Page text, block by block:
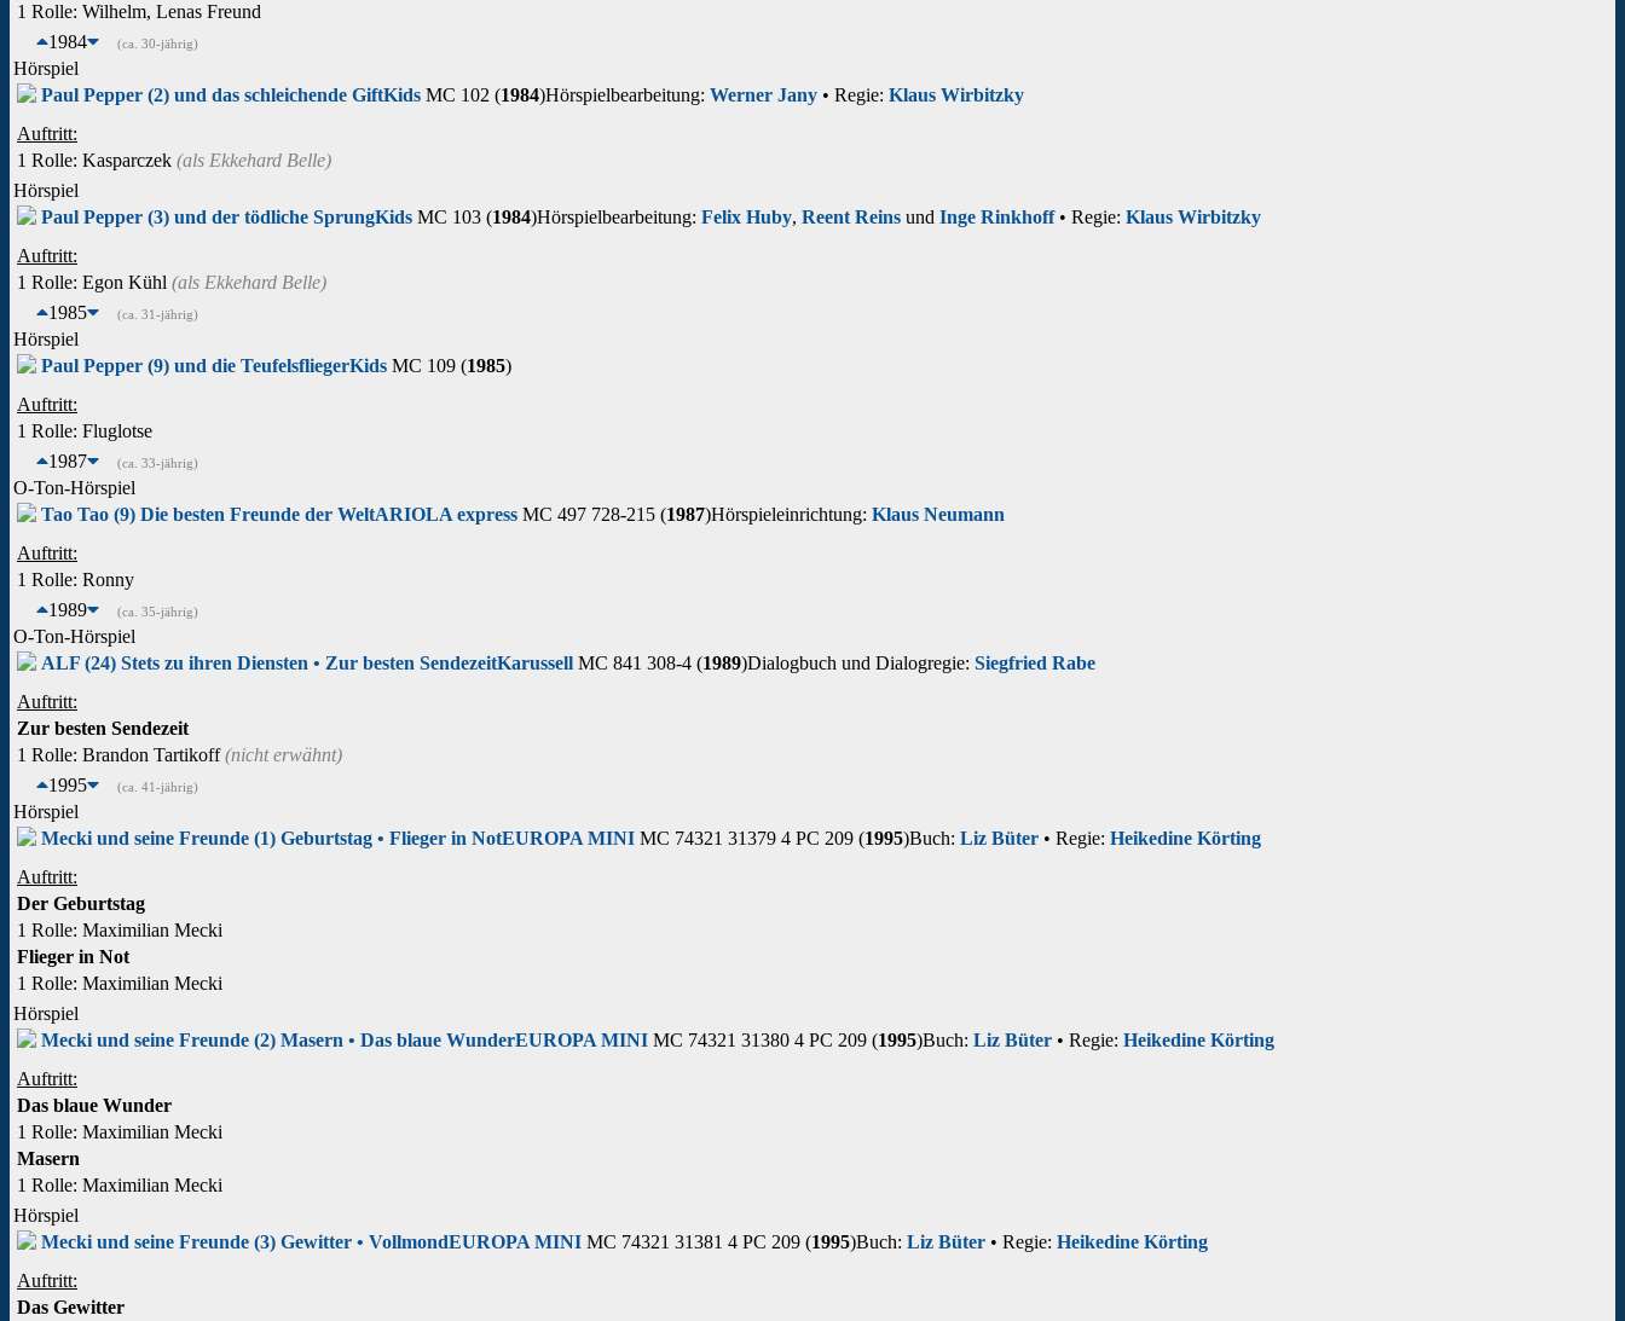
1 Rolle: Wilhelm, Lenas Freund
1984
(ca. 30-jährig)
Hörspiel
Paul Pepper (2) und das schleichende GiftKids MC 102 (1984)Hörspielbearbeitung: Werner Jany • Regie: Klaus Wirbitzky
Auftritt:
1 Rolle: Kasparczek (als Ekkehard Belle)
Hörspiel
Paul Pepper (3) und der tödliche SprungKids MC 103 (1984)Hörspielbearbeitung: Felix Huby, Reent Reins und Inge Rinkhoff• Regie: Klaus Wirbitzky
Auftritt:
1 Rolle: Egon Kühl (als Ekkehard Belle)
1985
(ca. 31-jährig)
Hörspiel
Paul Pepper (9) und die TeufelsfliegerKids MC 109 (1985)
Auftritt:
1 Rolle: Fluglotse
1987
(ca. 33-jährig)
O-Ton-Hörspiel
Tao Tao (9) Die besten Freunde der WeltARIOLA express MC 497 728-215 (1987)Hörspieleinrichtung: Klaus Neumann
Auftritt:
1 Rolle: Ronny
1989
(ca. 35-jährig)
O-Ton-Hörspiel
ALF (24) Stets zu ihren Diensten • Zur besten SendezeitKarussell MC 841 308-4 (1989)Dialogbuch und Dialogregie: Siegfried Rabe
Auftritt:
Zur besten Sendezeit
1 Rolle: Brandon Tartikoff(nicht erwähnt)
1995
(ca. 41-jährig)
Hörspiel
Mecki und seine Freunde (1) Geburtstag • Flieger in NotEUROPA MINI MC 74321 31379 4 PC 209 (1995)Buch: Liz Büter • Regie: Heikedine Körting
Auftritt:
Der Geburtstag
1 Rolle: Maximilian Mecki
Flieger in Not
1 Rolle: Maximilian Mecki
Hörspiel
Mecki und seine Freunde (2) Masern • Das blaue WunderEUROPA MINI MC 74321 31380 4 PC 209 (1995)Buch: Liz Büter • Regie: Heikedine Körting
Auftritt:
Das blaue Wunder
1 Rolle: Maximilian Mecki
Masern
1 Rolle: Maximilian Mecki
Hörspiel
Mecki und seine Freunde (3) Gewitter • VollmondEUROPA MINI MC 74321 31381 4 PC 209 (1995)Buch: Liz Büter • Regie: Heikedine Körting
Auftritt:
Das Gewitter